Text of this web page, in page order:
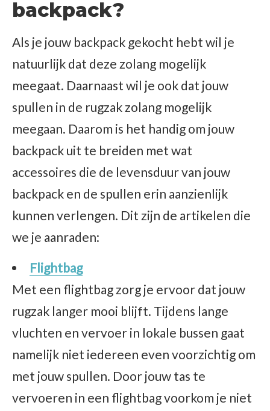
backpack?
Als je jouw backpack gekocht hebt wil je
natuurlijk dat deze zolang mogelijk
meegaat. Daarnaast wil je ook dat jouw
spullen in de rugzak zolang mogelijk
meegaan. Daarom is het handig om jouw
backpack uit te breiden met wat
accessoires die de levensduur van jouw
backpack en de spullen erin aanzienlijk
kunnen verlengen. Dit zijn de artikelen die
we je aanraden:
Flightbag
Met een flightbag zorg je ervoor dat jouw
rugzak langer mooi blijft. Tijdens lange
vluchten en vervoer in lokale bussen gaat
namelijk niet iedereen even voorzichtig om
met jouw spullen. Door jouw tas te
vervoeren in een flightbag voorkom je niet